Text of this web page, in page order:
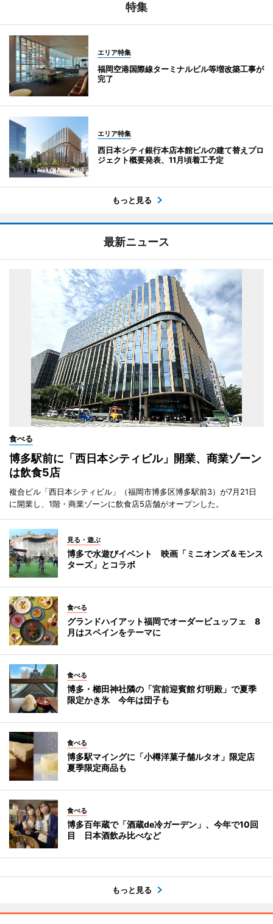
特集
エリア特集
福岡空港国際線ターミナルビル等増改築工事が
完了
エリア特集
西日本シティ銀行本店本館ビルの建て替えプロ
ジェクト概要発表、11月頃着工予定
もっと見る
最新ニュース
食べる
博多駅前に「西日本シティビル」開業、商業ゾーン
は飲食5店
複合ビル「西日本シティビル」（福岡市博多区博多駅前3）が7月21日
に開業し、1階・商業ゾーンに飲食店5店舗がオープンした。
見る・遊ぶ
博多で水遊びイベント 映画「ミニオンズ＆モンス
ターズ」とコラボ
食べる
グランドハイアット福岡でオーダービュッフェ 8
月はスペインをテーマに
食べる
博多・櫛田神社隣の「宮前迎賓館 灯明殿」で夏季
限定かき氷 今年は団子も
食べる
博多駅マイングに「小樽洋菓子舗ルタオ」限定店
夏季限定商品も
食べる
博多百年蔵で「酒蔵de冷ガーデン」、今年で10回
目 日本酒飲み比べなど
もっと見る